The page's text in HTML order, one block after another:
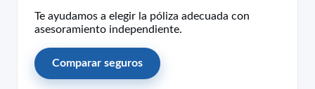
Te ayudamos a elegir la póliza adecuada con
asesoramiento independiente.
Comparar seguros